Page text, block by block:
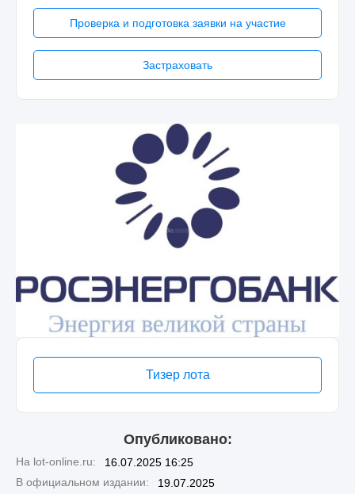
Проверка и подготовка заявки на участие
Застраховать
Тизер лота
Опубликовано:
На lot-online.ru:
16.07.2025 16:25
В официальном издании:
19.07.2025